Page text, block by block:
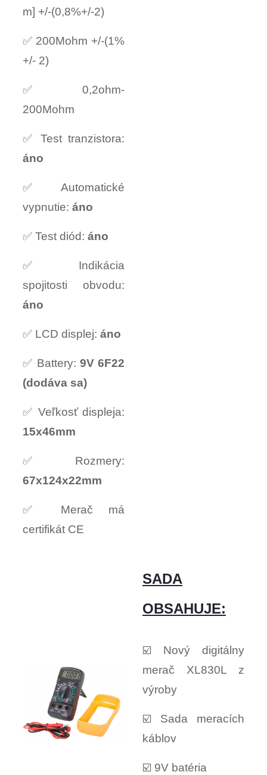
m] +/-(0,8%+/-2)
✅ 200Mohm +/-(1%
+/- 2)
✅ 0,2ohm-
200Mohm
✅ Test tranzistora:
áno
✅ Automatické
vypnutie: áno
✅ Test diód: áno
✅ Indikácia
spojitosti obvodu:
áno
✅ LCD displej: áno
✅ Battery: 9V 6F22
(dodáva sa)
✅ Veľkosť displeja:
15x46mm
✅ Rozmery:
67x124x22mm
✅ Merač má
certifikát CE
SADA
OBSAHUJE:
☑️ Nový digitálny
merač XL830L z
výroby
☑️ Sada meracích
káblov
☑️ 9V batéria